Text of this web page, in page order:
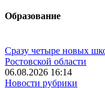
Образование
Сразу четыре новых
Ростовской области
06.08.2026 16:14
Новости рубрики